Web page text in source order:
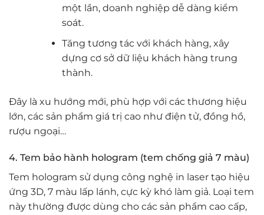
một lần, doanh nghiệp dễ dàng kiểm
soát.
Tăng tương tác với khách hàng, xây
dựng cơ sở dữ liệu khách hàng trung
thành.
Đây là xu hướng mới, phù hợp với các thương hiệu
lớn, các sản phẩm giá trị cao như điện tử, đồng hồ,
rượu ngoại…
4. Tem bảo hành hologram (tem chống giả 7 màu)
Tem hologram sử dụng công nghệ in laser tạo hiệu
ứng 3D, 7 màu lấp lánh, cực kỳ khó làm giả. Loại tem
này thường được dùng cho các sản phẩm cao cấp,